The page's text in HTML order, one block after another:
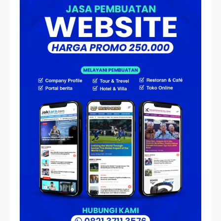
Menjadi Nakhoda PPU
Artikel
HP Dopod U1000, Laptop Mini
yang Mendahului Zaman
Sebelum Era iPhone dan
Smartphone
Resonansi
Seri 1: Republik Karang
Kedempel, Lahirnya Politik
Non-Blok ke Go-Blok!
Artikel
Menelusuri Akar Sejarah Ulang
Tahun PPU, Pertentangan
Bulan Peringatan vs
Pengesahan UU 7/2002